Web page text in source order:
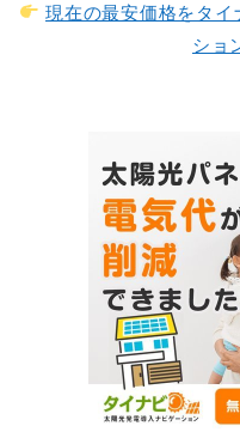
現在の最安価格をタ
ショ